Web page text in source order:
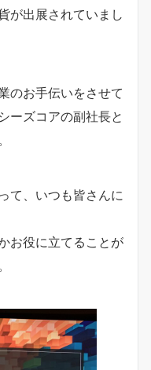
が出展されていまし
のお手伝いをさせて
ーズコアの副社長と
て、いつも皆さんに
お役に立てることが